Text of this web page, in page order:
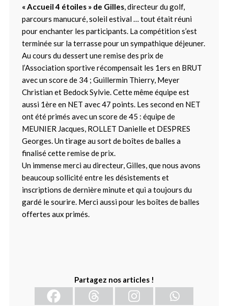
« Accueil 4 étoiles » de Gilles, directeur du golf,
parcours manucuré, soleil estival … tout était réuni
pour enchanter les participants. La compétition s’est
terminée sur la terrasse pour un sympathique déjeuner.
Au cours du dessert une remise des prix de
l’Association sportive récompensait les 1ers en BRUT
avec un score de 34 ; Guillermin Thierry, Meyer
Christian et Bedock Sylvie. Cette même équipe est
aussi 1ère en NET avec 47 points. Les second en NET
ont été primés avec un score de 45 : équipe de
MEUNIER Jacques, ROLLET Danielle et DESPRES
Georges. Un tirage au sort de boîtes de balles a
finalisé cette remise de prix.
Un immense merci au directeur, Gilles, que nous avons
beaucoup sollicité entre les désistements et
inscriptions de dernière minute et qui a toujours du
gardé le sourire. Merci aussi pour les boîtes de balles
offertes aux primés.
Partagez nos articles !